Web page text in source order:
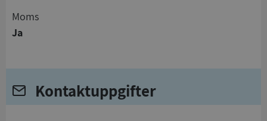
Moms
Ja
Kontaktuppgifter